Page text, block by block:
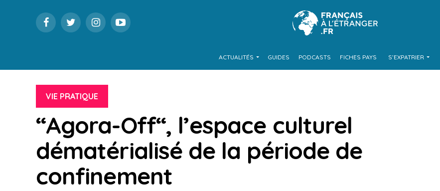
ACTUALITÉS GUIDES PODCASTS FICHES PAYS S’EXPATRIER
VIE PRATIQUE
“Agora-Off“, l’espace culturel
dématérialisé de la période de
confinement